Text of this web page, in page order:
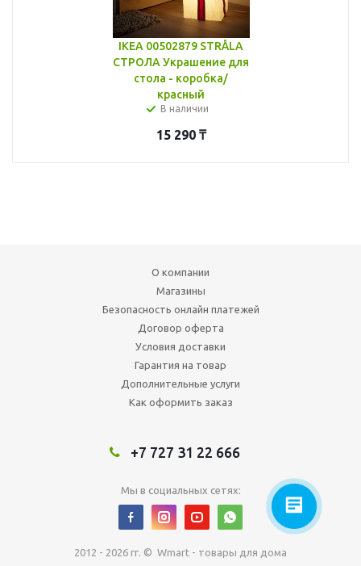
IKEA 00502879 STRÅLA
СТРОЛА Украшение для
стола - коробка/
красный
В наличии
15 290₸
О компании
Магазины
Безопасность онлайн платежей
Договор оферта
Условия доставки
Гарантия на товар
Дополнительные услуги
Как оформить заказ
+7 727 31 22 666
Мы в социальных сетях:
2012 - 2026 гг. © Wmart - товары для дома